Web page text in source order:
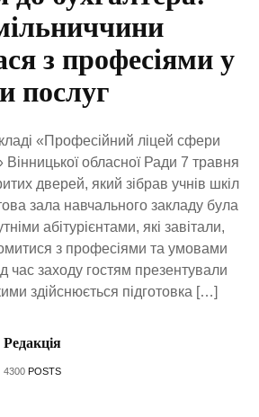
з професіями у
послуг
«Професійний ліцей сфери
Вінницької обласної Ради 7 травня
дверей, який зібрав учнів шкіл
зала навчального закладу була
абітурієнтами, які завітали,
з професіями та умовами
час заходу гостям презентували
здійснюється підготовка […]
Редакція
4300 POSTS